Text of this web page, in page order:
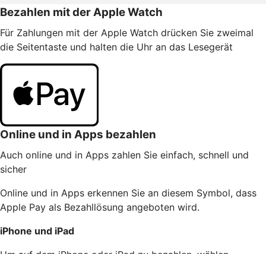
Bezahlen mit der Apple Watch
Für Zahlungen mit der Apple Watch drücken Sie zweimal
die Seitentaste und halten die Uhr an das Lesegerät
Online und in Apps bezahlen
Auch online und in Apps zahlen Sie einfach, schnell und
sicher
Online und in Apps erkennen Sie an diesem Symbol, dass
Apple Pay als Bezahllösung angeboten wird.
iPhone und iPad